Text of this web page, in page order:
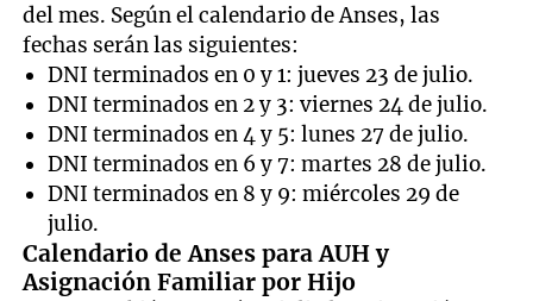
del mes. Según el calendario de Anses, las
fechas serán las siguientes:
DNI terminados en 0 y 1: jueves 23 de julio.
DNI terminados en 2 y 3: viernes 24 de julio.
DNI terminados en 4 y 5: lunes 27 de julio.
DNI terminados en 6 y 7: martes 28 de julio.
DNI terminados en 8 y 9: miércoles 29 de
julio.
Calendario de Anses para AUH y
Asignación Familiar por Hijo